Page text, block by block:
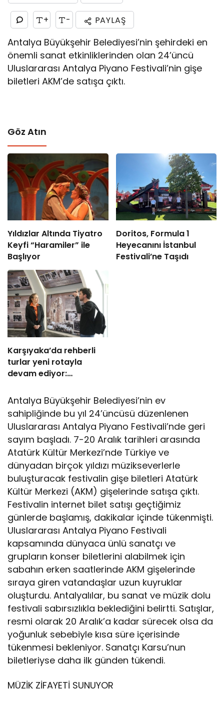
+ - PAYLAŞ
Antalya Büyükşehir Belediyesi’nin şehirdeki en
önemli sanat etkinliklerinden olan 24’üncü
Uluslararası Antalya Piyano Festivali’nin gişe
biletleri AKM’de satışa çıktı.
Göz Atın
Yıldızlar Altında Tiyatro
Keyfi “Haramiler” ile
Başlıyor
Doritos, Formula 1
Heyecanını İstanbul
Festivali’ne Taşıdı
Karşıyaka’da rehberli
turlar yeni rotayla
devam ediyor:
Karşıyaka”
Antalya Büyükşehir Belediyesi’nin ev
sahipliğinde bu yıl 24’üncüsü düzenlenen
Uluslararası Antalya Piyano Festivali’nde geri
sayım başladı. 7-20 Aralık tarihleri arasında
Atatürk Kültür Merkezi’nde Türkiye ve
dünyadan birçok yıldızı müzikseverlerle
buluşturacak festivalin gişe biletleri Atatürk
Kültür Merkezi (AKM) gişelerinde satışa çıktı.
Festivalin internet bilet satışı geçtiğimiz
günlerde başlamış, dakikalar içinde tükenmişti.
Uluslararası Antalya Piyano Festivali
kapsamında dünyaca ünlü sanatçı ve
grupların konser biletlerini alabilmek için
sabahın erken saatlerinde AKM gişelerinde
sıraya giren vatandaşlar uzun kuyruklar
oluşturdu. Antalyalılar, bu sanat ve müzik dolu
festivali sabırsızlıkla beklediğini belirtti. Satışlar,
resmi olarak 20 Aralık’a kadar sürecek olsa da
yoğunluk sebebiyle kısa süre içerisinde
tükenmesi bekleniyor. Sanatçı Karsu’nun
biletleriyse daha ilk günden tükendi.
MÜZİK ZİFAYETİ SUNUYOR